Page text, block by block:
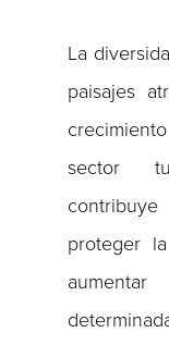
La
paisajes
sector
proteger